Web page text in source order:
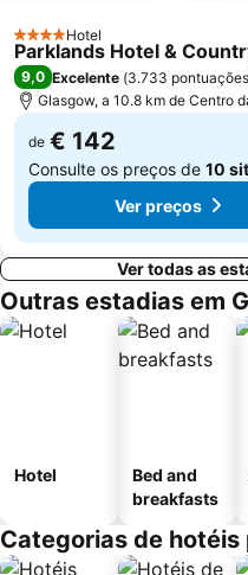
4 Estrelas
Hotel
Parklands Hotel &
9,0 Excelente (3.733 pontuações
Glasgow, a 10.8 km de Centro
de € 142
Consulte os preços de 10
Ver preços
Ver todas as
Outras estadias em
Hotel
Bed and
breakfasts
Categorias de hotéis